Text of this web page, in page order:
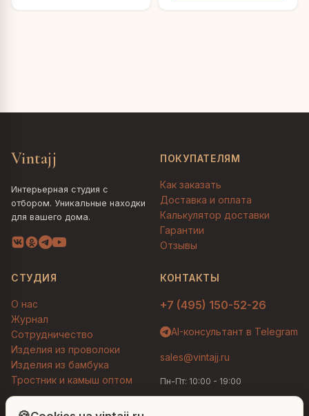
Vintajj
Интерьерная студия с
отбором. Уникальные находки
для вашего дома.
ПОКУПАТЕЛЯМ
Как заказать
Доставка и оплата
Калькулятор доставки
Гарантии
Отзывы
СТУДИЯ
О нас
Журнал
Сотрудничество
Изделия из проволоки
Изделия из бамбука
Тростник и камыш оптом
КОНТАКТЫ
+7 (495) 150-52-26
AI-консультант в Telegram
sales@vintajj.ru
Пн-Пт: 10:00 - 19:00
Людмила